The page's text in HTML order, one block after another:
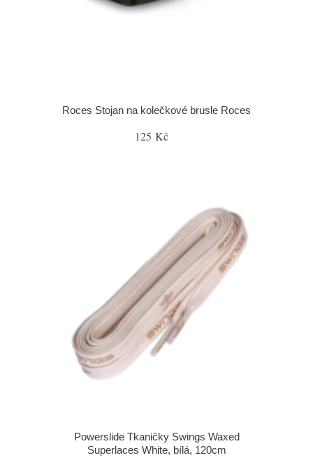
Roces Stojan na kolečkové brusle Roces
125 Kč
Powerslide Tkaničky Swings Waxed
Superlaces White, bílá, 120cm